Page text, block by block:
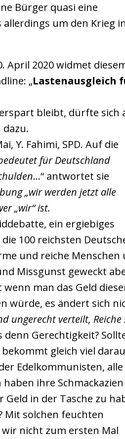
Bürger quasi eine
um den Krieg
April 2020 widmet
„Lastenausgleich
bleibt, dürfte sich
Y. Fahimi, SPD. Auf die
für Deutschland
…“ antwortet sie
„wir werden jetzt alle
„wir“ ist.
ein ergiebiges
100 reichsten
und reiche Menschen
Missgunst geweckt
man das Geld
würde, es ändert sich
ungerecht verteilt, Reiche
Gerechtigkeit?
gleich viel
Edelkommunisten, alle
ihre
in der Tasche zu
Mit solchen feuchten
nicht zum ersten Mal